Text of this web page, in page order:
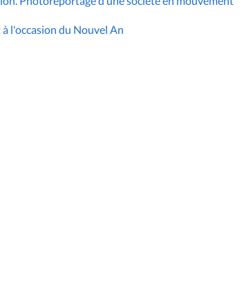
l'occasion du Nouvel An